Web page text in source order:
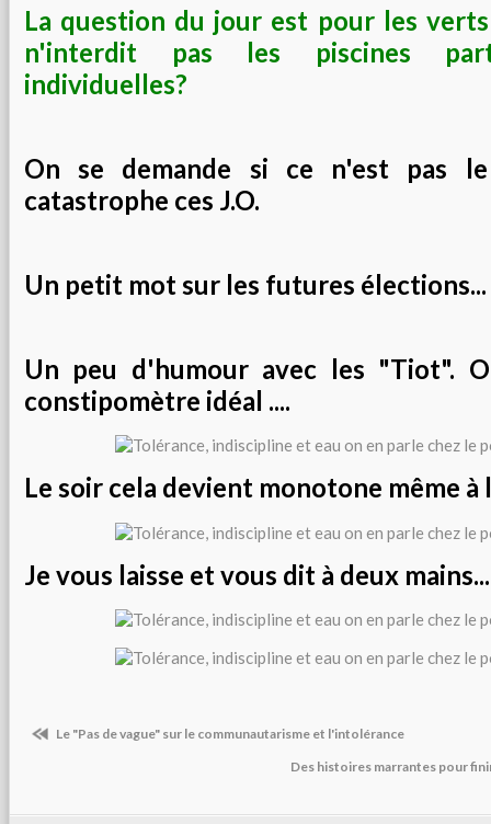
La question du jour est pour les
n'interdit pas les piscines
individuelles?
On se demande si ce n'est pas
catastrophe ces J.O.
Un petit mot sur les futures élections...
Un peu d'humour avec les "Tiot".
constipomètre idéal ....
Le soir cela devient monotone même à
Je vous laisse et vous dit à deux
Le "Pas de vague" sur le communautarisme et l'intolérance
Des histoires marrantes pour